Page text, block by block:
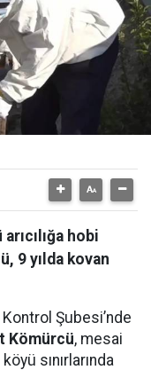
hobi
9 yılda kovan
Şubesi’nde
Kömürcü, mesai
sınırlarında